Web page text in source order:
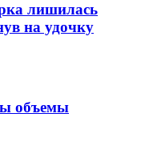
лишилась
на удочку
объемы